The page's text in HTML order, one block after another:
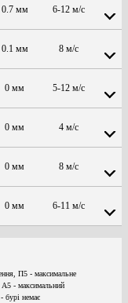
0.7 мм 6-12 м/с
0.1 мм 8 м/с
0 мм 5-12 м/с
0 мм 4 м/с
0 мм 8 м/с
0 мм 6-11 м/с
П5 - максимальне
А5 - максимальний
бурі немає